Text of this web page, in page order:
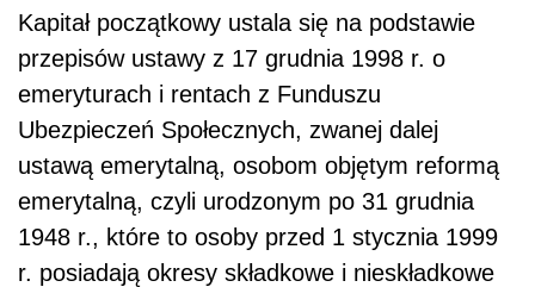
Kapitał początkowy ustala się na podstawie
przepisów ustawy z 17 grudnia 1998 r. o
emeryturach i rentach z Funduszu
Ubezpieczeń Społecznych, zwanej dalej
ustawą emerytalną, osobom objętym reformą
emerytalną, czyli urodzonym po 31 grudnia
1948 r., które to osoby przed 1 stycznia 1999
r. posiadają okresy składkowe i nieskładkowe